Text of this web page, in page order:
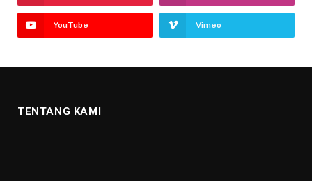
YouTube Vimeo
TENTANG KAMI